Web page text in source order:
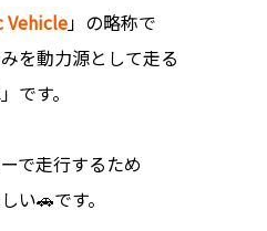
Vehicle」の略称で
を動力源として走る
です。
で走行するため
い🚗です。